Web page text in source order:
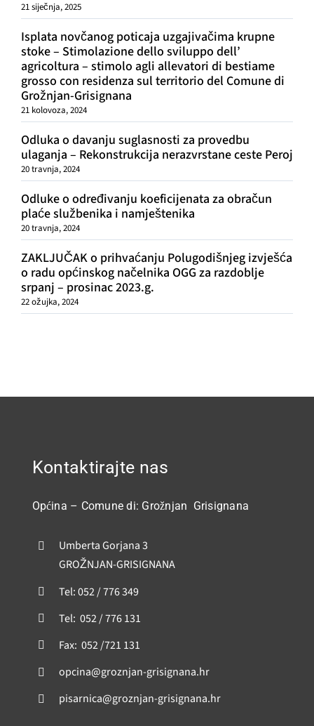
21 siječnja, 2025
Isplata novčanog poticaja uzgajivačima krupne
stoke – Stimolazione dello sviluppo dell’
agricoltura – stimolo agli allevatori di bestiame
grosso con residenza sul territorio del Comune di
Grožnjan-Grisignana
21 kolovoza, 2024
Odluka o davanju suglasnosti za provedbu
ulaganja – Rekonstrukcija nerazvrstane ceste Peroj
20 travnja, 2024
Odluke o određivanju koeficijenata za obračun
plaće službenika i namještenika
20 travnja, 2024
ZAKLJUČAK o prihvaćanju Polugodišnjeg izvješća
o radu općinskog načelnika OGG za razdoblje
srpanj – prosinac 2023.g.
22 ožujka, 2024
Kontaktirajte nas
Općina – Comune di: Grožnjan Grisignana
Umberta Gorjana 3
GROŽNJAN-GRISIGNANA
Tel: 052 / 776 349
Tel: 052 / 776 131
Fax: 052 /721 131
opcina@groznjan-grisignana.hr
pisarnica@groznjan-grisignana.hr